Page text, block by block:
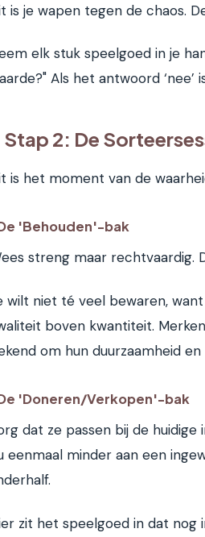
is je wapen tegen de chaos.
elk stuk speelgoed in je
Als het antwoord
Stap 2: De
is het moment van de
'Behouden'-bak
streng maar rechtvaardig.
wilt niet té veel bewaren,
boven kwantiteit.
om hun duurzaamheid
'Doneren/Verkopen'-bak
dat ze passen bij de
eenmaal minder aan een
zit het speelgoed in dat